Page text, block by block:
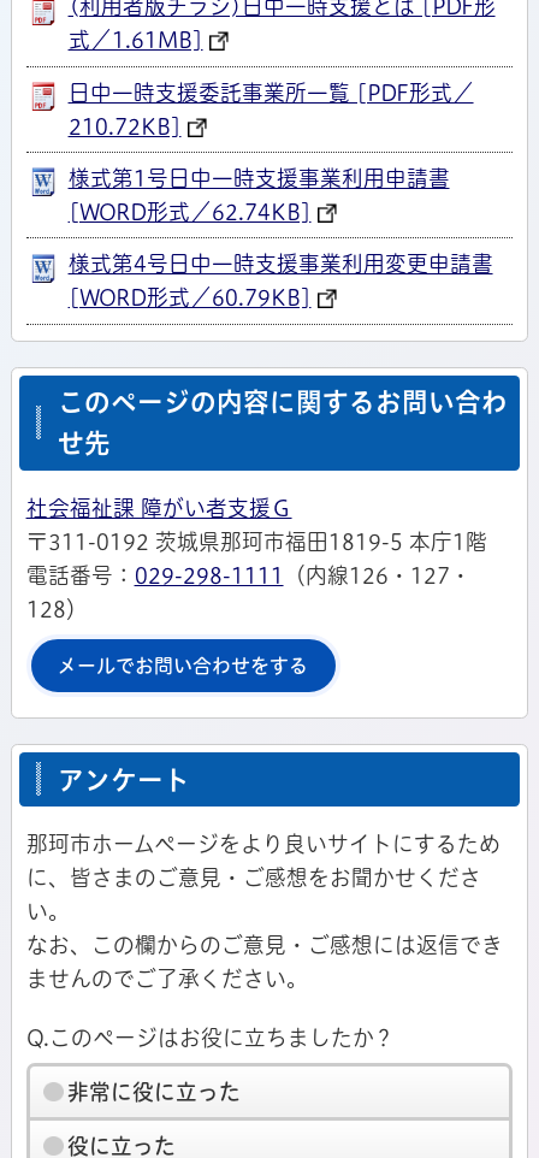
(利用者版チラシ)日中一時支援とは [PDF形
式／1.61MB]
日中一時支援委託事業所一覧 [PDF形式／
210.72KB]
様式第1号日中一時支援事業利用申請書
[WORD形式／62.74KB]
様式第4号日中一時支援事業利用変更申請書
[WORD形式／60.79KB]
このページの内容に関するお問い合わ
せ先
社会福祉課 障がい者支援Ｇ
〒311-0192 茨城県那珂市福田1819-5 本庁1階
電話番号： 029-298-1111
（内線126・127・
128）
メールでお問い合わせをする
アンケート
那珂市ホームページをより良いサイトにするため
に、皆さまのご意見・ご感想をお聞かせくださ
い。
なお、この欄からのご意見・ご感想には返信でき
ませんのでご了承ください。
Q.このページはお役に立ちましたか？
非常に役に立った
役に立った